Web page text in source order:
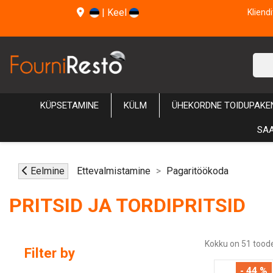
| Keel
KÜPSETAMINE KÜLM ÜHEKORDNE
Eelmine Ettevalmistamine Pagaritöökoda
PRITSID JA TORDIPRITSID
Filter by
Kokku on 51